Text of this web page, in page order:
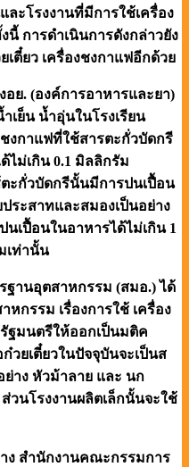
ละโรงงานที่มีการใช้เครื่อง
นี้ การดำเนินการดังกล่าวยัง
ตี๋ยว เครื่องชงกาแฟอีกด้วย
ย. (องค์การอาหารและยา)
เย็น น้ำอุ่นในโรงเรียน
งกาแฟที่ใช้สารตะกั่วบัดกรี
ไม่เกิน 0.1 มิลลิกรัม
ตะกั่วบัดกรีนั้นมีการปนเปื้อน
ระสาทและสมองเป็นอย่าง
เปื้อนในอาหารได้ไม่เกิน 1
เท่านั้น
านอุตสาหกรรม (สมอ.) ได้
กรรม เรื่องการใช้ เครื่อง
ฐมนตรีให้ออกเป็นมติค
วยเตี๋ยวในปัจจุบันจะเป็นส
าง หัวม้าลาย และ นก
วนโรงงานผลิตเล็กนั้นจะใช้
ง สำนักงานคณะกรรมการ